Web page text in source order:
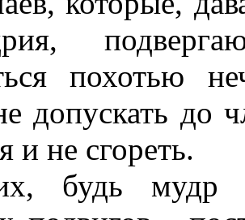
похотью
допускать до
и не сгореть.
будь мудр